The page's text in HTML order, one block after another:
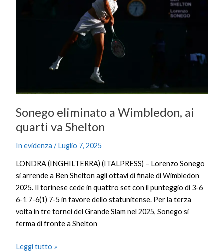
Sonego eliminato a Wimbledon, ai
quarti va Shelton
In evidenza /Luglio 7, 2025
LONDRA (INGHILTERRA) (ITALPRESS) – Lorenzo Sonego
si arrende a Ben Shelton agli ottavi di finale di Wimbledon
2025. Il torinese cede in quattro set con il punteggio di 3-6
6-1 7-6(1) 7-5 in favore dello statunitense. Per la terza
volta in tre tornei del Grande Slam nel 2025, Sonego si
ferma di fronte a Shelton
Leggi tutto »